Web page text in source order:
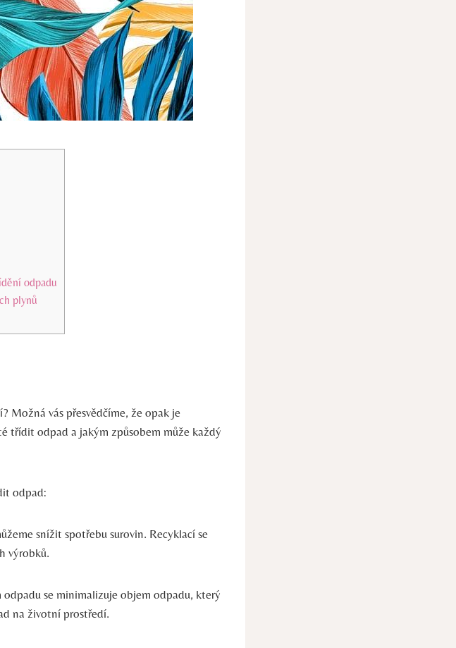
odpadu
plynů
Možná vás přesvědčíme, že opak je
třídit odpad a jakým způsobem může každý
odpad:
snížit spotřebu surovin. Recyklací se
výrobků.
odpadu se minimalizuje objem odpadu, který
na životní prostředí.